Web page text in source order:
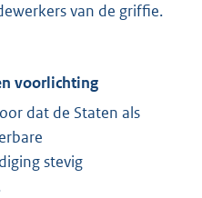
van de griffie.
voorlichting
dat de Staten als
stevig